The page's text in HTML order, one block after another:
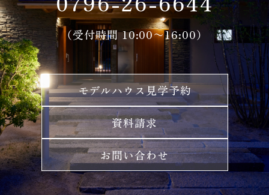
（受付時間 10:00〜16:00）
モデルハウス見学予約
資料請求
お問い合わせ